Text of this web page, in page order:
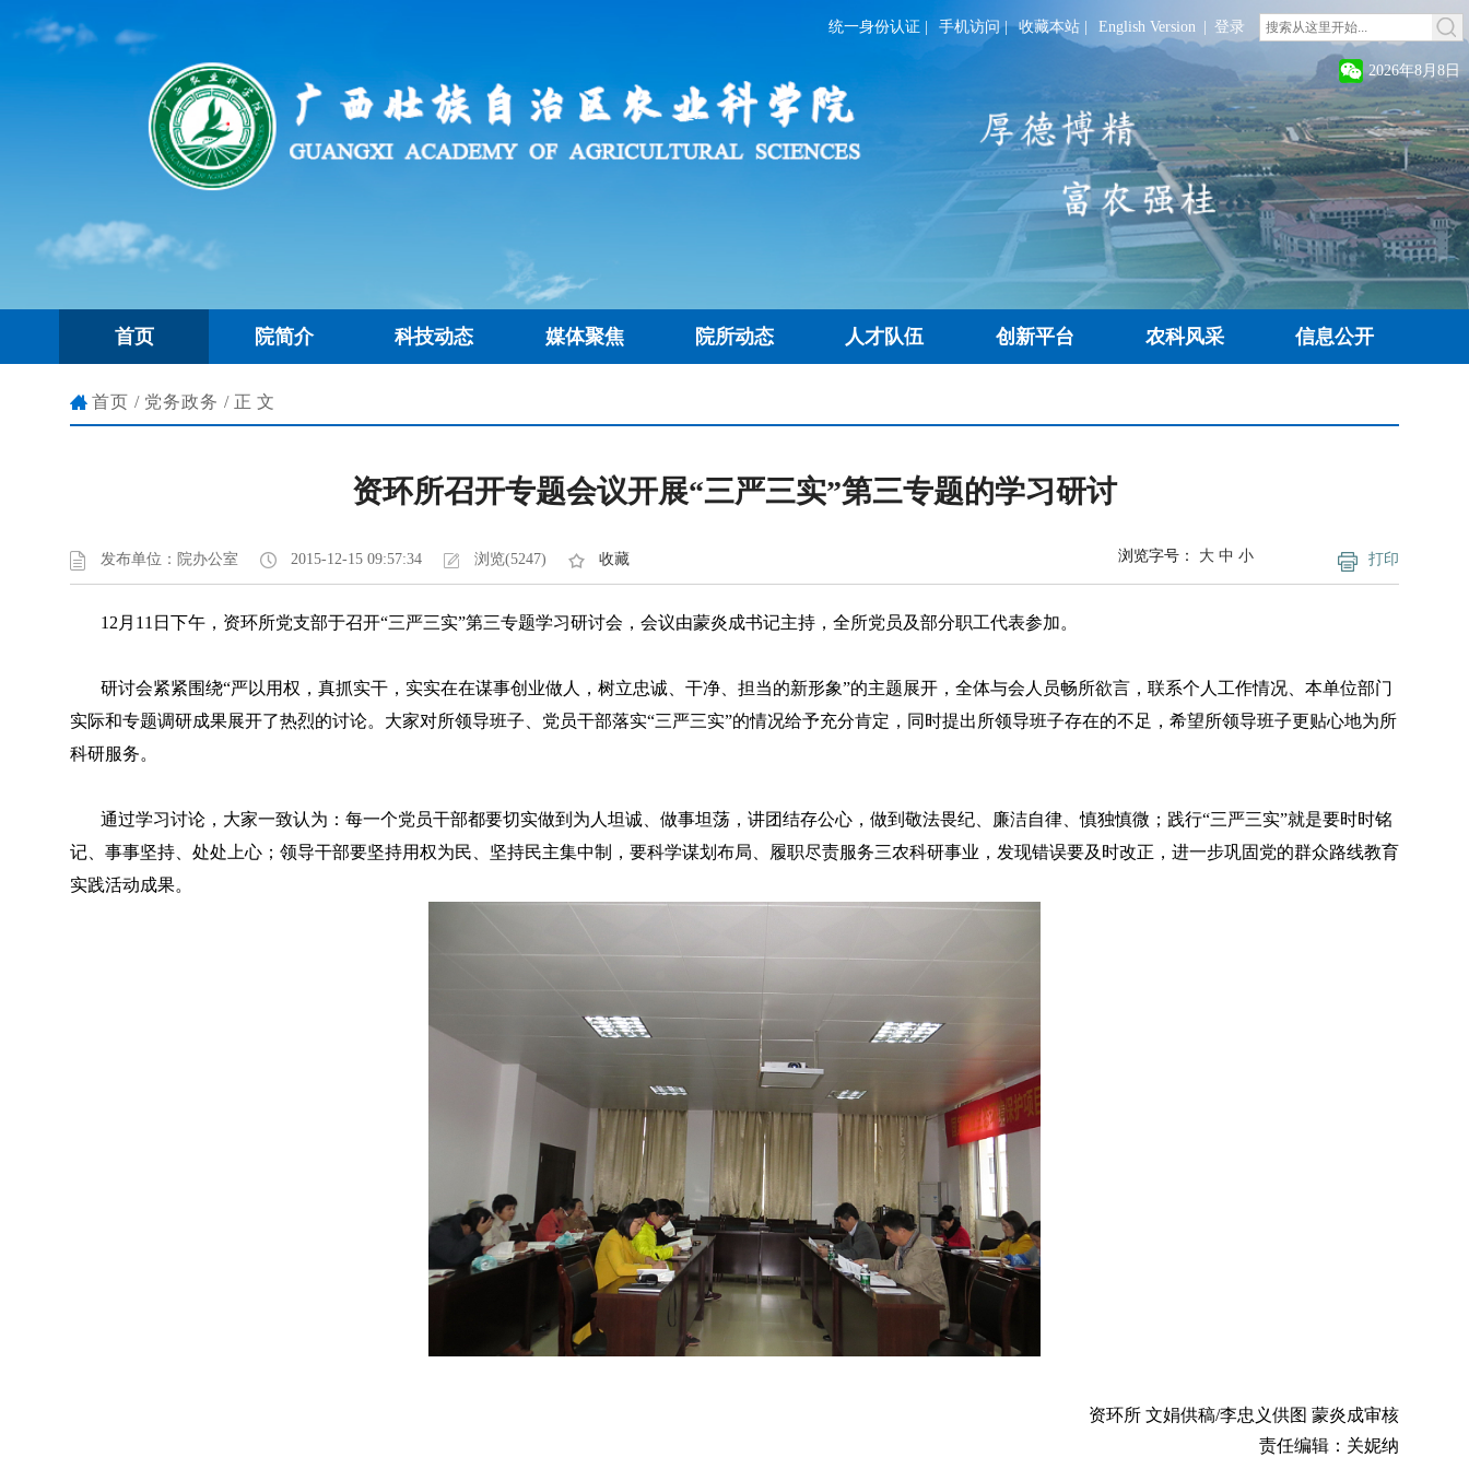
统一身份认证 手机访问| 收藏本站 English Version 登录
2026年8月8日
首页 院简介 科技动态 媒体聚焦 院所动态 人才队伍 创新平台 农科风采 信息公开
首页 / 党务政务 /正文
资环所召开专题会议开展“三严三实”第三专题的学习研讨
发布单位：院办公室 2015-12-15 09:57:34 浏览(5247) 收藏 打印
浏览字号： 大 中 小
12月11日下午，资环所党支部于召开“三严三实”第三专题学习研讨会，会议由蒙炎成书记主持，全所党员及部分职工代表参加。
研讨会紧紧围绕“严以用权，真抓实干，实实在在谋事创业做人，树立忠诚、干净、担当的新形象”的主题展开，全体与会人员畅所欲言，联系个人工作情况、本单位部门
实际和专题调研成果展开了热烈的讨论。大家对所领导班子、党员干部落实“三严三实”的情况给予充分肯定，同时提出所领导班子存在的不足，希望所领导班子更贴心地为所
科研服务。
通过学习讨论，大家一致认为：每一个党员干部都要切实做到为人坦诚、做事坦荡，讲团结存公心，做到敬法畏纪、廉洁自律、慎独慎微；践行“三严三实”就是要时时铭
记、事事坚持、处处上心；领导干部要坚持用权为民、坚持民主集中制，要科学谋划布局、履职尽责服务三农科研事业，发现错误要及时改正，进一步巩固党的群众路线教育
实践活动成果。
资环所 文娟供稿/李忠义供图 蒙炎成审核
责任编辑：关妮纳